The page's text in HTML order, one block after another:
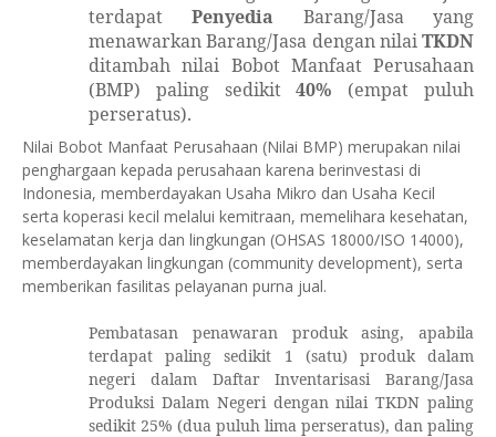
terdapatPenyedia Barang/Jasa yang
menawarkan Barang/Jasa dengan nilaiTKDN
ditambah nilai Bobot Manfaat Perusahaan
(BMP) paling sedikit40% (empat puluh
perseratus).
Nilai Bobot Manfaat Perusahaan (Nilai BMP) merupakan nilai
penghargaan kepada perusahaan karena berinvestasi di
Indonesia, memberdayakan Usaha Mikro dan Usaha Kecil
serta koperasi kecil melalui kemitraan, memelihara kesehatan,
keselamatan kerja dan lingkungan (OHSAS 18000/ISO 14000),
memberdayakan lingkungan (community development), serta
memberikan fasilitas pelayanan purna jual.
Pembatasan penawaran produk asing, apabila
terdapat paling sedikit 1 (satu)
produk dalam
negeri dalam Daftar Inventarisasi
Barang/Jasa
Produksi Dalam Negeri dengan nilai TKDN paling
sedikit 25% (dua puluh lima perseratus), dan paling